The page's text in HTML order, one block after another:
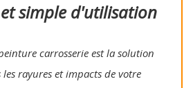
simple d'utilisation
carrosserie est la solution
rayures et impacts de votre